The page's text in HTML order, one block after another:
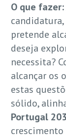
O que fazer:
pretende
deseja
necessita?
alcançar os
estas
sólido,
Portugal
crescimento